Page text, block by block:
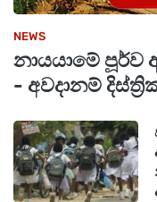
NEWS
නායයාමේ
- අවදානම්